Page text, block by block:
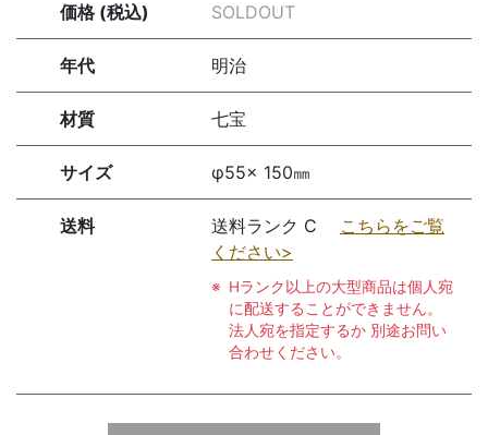
価格 (税込) SOLDOUT
年代 明治
材質 七宝
サイズ φ55× 150㎜
送料 送料ランク C こちらをご覧
ください>
Hランク以上の大型商品は個人宛
に配送することができません。
法人宛を指定するか 別途お問い
合わせください。